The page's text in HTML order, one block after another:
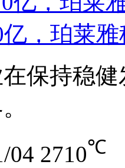
，珀莱
保持稳
04 2710℃